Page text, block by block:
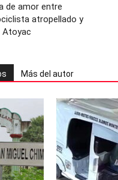
de amor entre
atropellado y
Atoyac
Más del autor